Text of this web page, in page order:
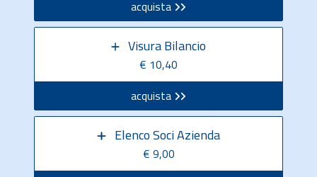
acquista
Visura Bilancio
€ 10,40
acquista
Elenco Soci Azienda
€ 9,00